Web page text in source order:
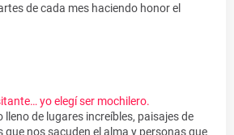
de cada mes haciendo honor el
yo elegí ser mochilero.
de lugares increíbles, paisajes de
nos sacuden el alma y personas que